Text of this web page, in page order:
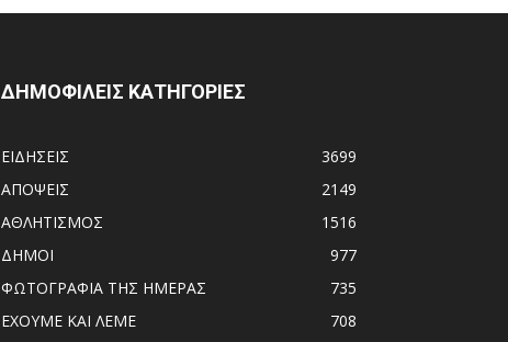
ΔΗΜΟΦΙΛΕΙΣ ΚΑΤΗΓΟΡΙΕΣ
ΕΙΔΗΣΕΙΣ
3699
ΑΠΟΨΕΙΣ
2149
ΑΘΛΗΤΙΣΜΟΣ
1516
ΔΗΜΟΙ
977
ΦΩΤΟΓΡΑΦΙΑ ΤΗΣ ΗΜΕΡΑΣ
735
ΕΧΟΥΜΕ ΚΑΙ ΛΕΜΕ
708